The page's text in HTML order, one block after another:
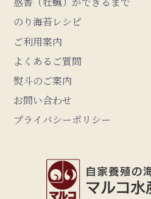
のり海苔レシピ
ご利用案内
よくあるご質問
熨斗のご案内
お問い合わせ
プライバシーポリシー